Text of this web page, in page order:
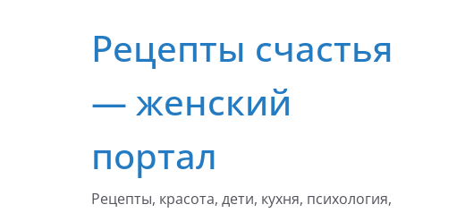
содержимомуРецепты счастья
— женский
портал
Рецепты, красота, дети, кухня, психология,